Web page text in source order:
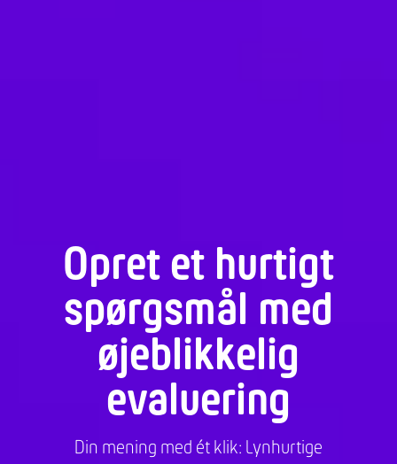
Opret et hurtigt
spørgsmål med
øjeblikkelig
evaluering
Din mening med ét klik: Lynhurtige